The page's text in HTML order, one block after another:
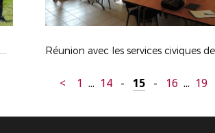
Echange d'arbitres avec le District des Deux Sèvres
< 1 ... 14 - 15 - 16 ... 19